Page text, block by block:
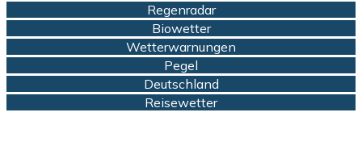
Regenradar
Biowetter
Wetterwarnungen
Pegel
Deutschland
Reisewetter